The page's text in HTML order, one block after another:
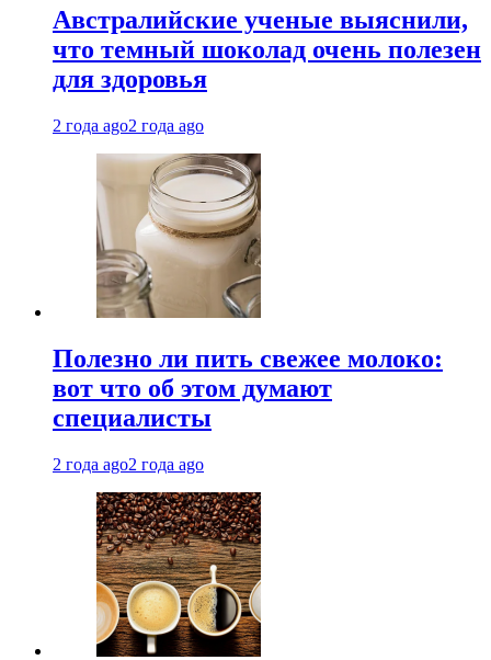
Австралийские ученые выяснили,
что темный шоколад очень полезен
для здоровья
2 года ago2 года ago
Полезно ли пить свежее молоко:
вот что об этом думают
специалисты
2 года ago2 года ago